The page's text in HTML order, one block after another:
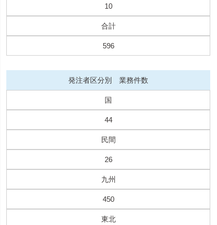
10
合計
596
発注者区分別 業務件数
国
44
民間
26
九州
450
東北